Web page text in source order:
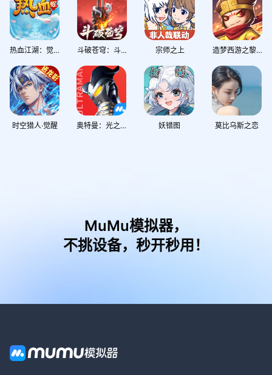
热血江湖：觉醒 斗破苍穹：斗帝之路 宗师之上 造梦西游之黎尤浩劫篇
时空猎人·觉醒 奥特曼：光之战士 妖错图 莫比乌斯之恋
MuMu模拟器，
不挑设备，秒开秒用！